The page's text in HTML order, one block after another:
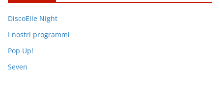
DiscoElle Night
I nostri programmi
Pop Up!
Seven